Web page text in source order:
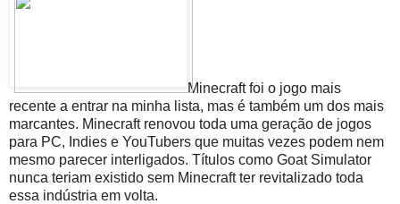
Minecraft foi o jogo mais
recente a entrar na minha lista, mas é também um dos mais
marcantes. Minecraft renovou toda uma geração de jogos
para PC, Indies e YouTubers que muitas vezes podem nem
mesmo parecer interligados. Títulos como Goat Simulator
nunca teriam existido sem Minecraft ter revitalizado toda
essa indústria em volta.